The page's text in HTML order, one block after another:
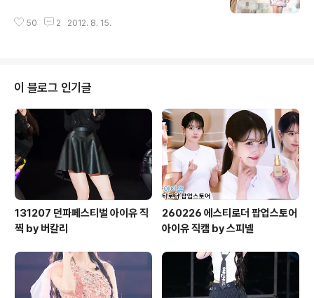
50 2 2012. 8. 15.
이 블로그 인기글
131207 던파페스티벌 아이유 직
찍 by 버칼리
260226 에스티로더 팝업스토어
아이유 직캠 by 스피넬